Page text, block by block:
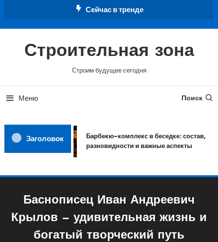
Сейчас в тренде
Строительная зона
Строим будущее сегодня
Меню Поиск
Заголовок
Барбекю-комплекс в беседке: состав,
разновидности и важные аспекты
Баснописец Иван Андреевич
Крылов — удивительная жизнь и
богатый творческий путь